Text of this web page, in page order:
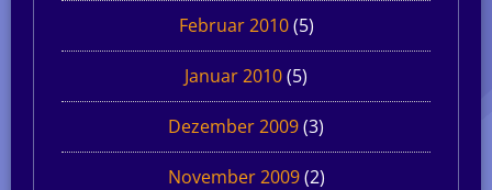
Februar 2010(5)
Januar 2010(5)
Dezember 2009(3)
November 2009(2)